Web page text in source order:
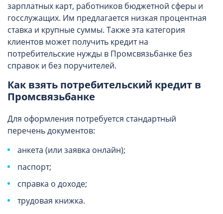
зарплатных карт, работников бюджетной сферы и
госслужащих. Им предлагается низкая процентная
ставка и крупные суммы. Также эта категория
клиентов может получить кредит на
потребительские нужды в Промсвязьбанке без
справок и без поручителей.
Как взять потребительский кредит в
Промсвязьбанке
Для оформления потребуется стандартный
перечень документов:
анкета (или заявка онлайн);
паспорт;
справка о доходе;
трудовая книжка.